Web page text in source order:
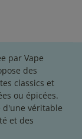
par Vape
des
classics et
ou épicées.
d'une véritable
et des